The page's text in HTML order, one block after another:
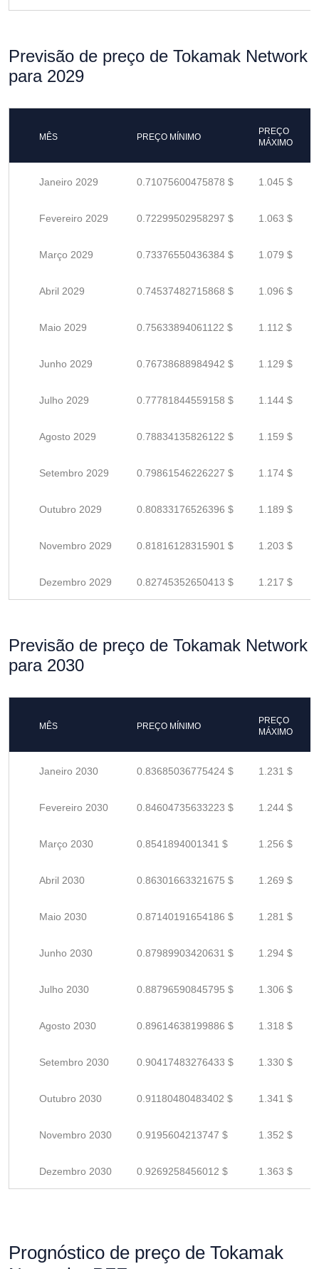
Previsão de preço de Tokamak Network
para 2029
MÊS PREÇO MÍNIMO
PREÇO
MÁXIMO
Janeiro 2029 0.71075600475878 $ 1.045 $
Fevereiro 2029 0.72299502958297 $ 1.063 $
Março 2029 0.73376550436384 $ 1.079 $
Abril 2029 0.74537482715868 $ 1.096 $
Maio 2029 0.75633894061122 $ 1.112 $
Junho 2029 0.76738688984942 $ 1.129 $
Julho 2029 0.77781844559158 $ 1.144 $
Agosto 2029 0.78834135826122 $ 1.159 $
Setembro 2029 0.79861546226227 $ 1.174 $
Outubro 2029 0.80833176526396 $ 1.189 $
Novembro 2029 0.81816128315901 $ 1.203 $
Dezembro 2029 0.82745352650413 $ 1.217 $
Previsão de preço de Tokamak Network
para 2030
MÊS PREÇO MÍNIMO
PREÇO
MÁXIMO
Janeiro 2030 0.83685036775424 $ 1.231 $
Fevereiro 2030 0.84604735633223 $ 1.244 $
Março 2030 0.8541894001341 $ 1.256 $
Abril 2030 0.86301663321675 $ 1.269 $
Maio 2030 0.87140191654186 $ 1.281 $
Junho 2030 0.87989903420631 $ 1.294 $
Julho 2030 0.88796590845795 $ 1.306 $
Agosto 2030 0.89614638199886 $ 1.318 $
Setembro 2030 0.90417483276433 $ 1.330 $
Outubro 2030 0.91180480483402 $ 1.341 $
Novembro 2030 0.9195604213747 $ 1.352 $
Dezembro 2030 0.9269258456012 $ 1.363 $
Prognóstico de preço de Tokamak